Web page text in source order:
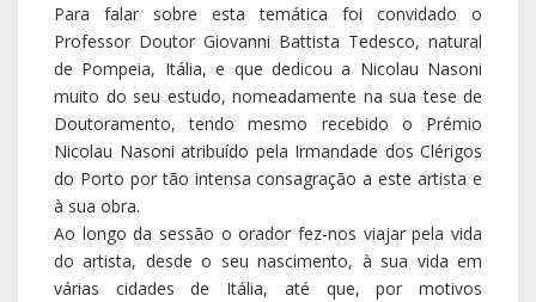
Para falar sobre esta temática foi convidado o
Professor Doutor Giovanni Battista Tedesco, natural
de Pompeia, Itália, e que dedicou a Nicolau Nasoni
muito do seu estudo, nomeadamente na sua tese de
Doutoramento, tendo mesmo recebido o Prémio
Nicolau Nasoni atribuído pela Irmandade dos Clérigos
do Porto por tão intensa consagração a este artista e
à sua obra.
Ao longo da sessão o orador fez-nos viajar pela vida
do artista, desde o seu nascimento, à sua vida em
várias cidades de Itália, até que, por motivos